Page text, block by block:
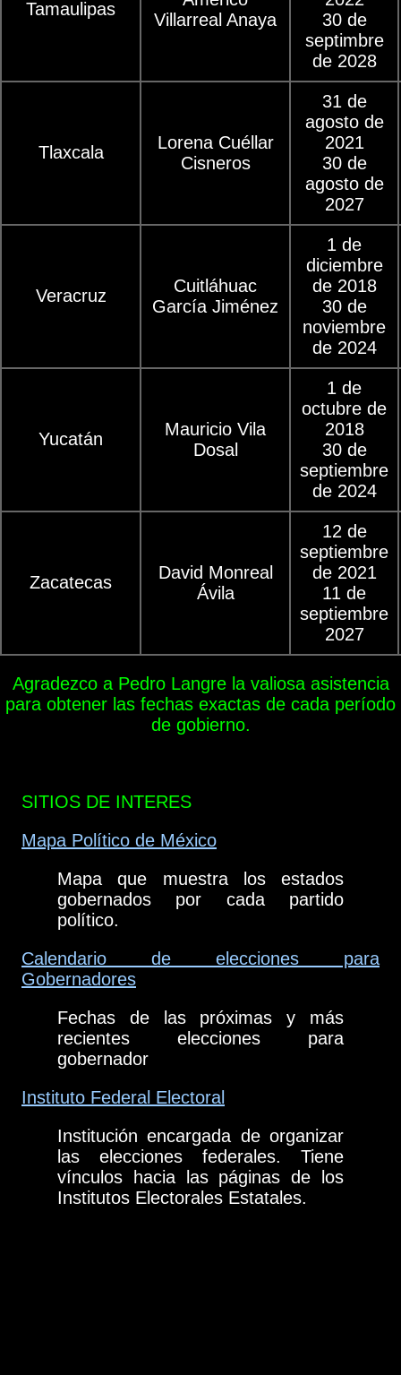
Tamaulipas
Villarreal Anaya
30 de
septimbre
de 2028
Tlaxcala
Lorena Cuéllar
Cisneros
31 de
agosto de
2021
30 de
agosto de
2027
Veracruz
Cuitláhuac
García Jiménez
1 de
diciembre
de 2018
30 de
noviembre
de 2024
Yucatán
Mauricio Vila
Dosal
1 de
octubre de
2018
30 de
septiembre
de 2024
Zacatecas
David Monreal
Ávila
12 de
septiembre
de 2021
11 de
septiembre
2027
Agradezco a Pedro Langre la valiosa asistencia
para obtener las fechas exactas de cada período
de gobierno.
SITIOS DE INTERES
Mapa Político de México
Mapa que muestra los estados
gobernados por cada partido
político.
Calendario de elecciones para
Gobernadores
Fechas de las próximas y más
recientes elecciones para
gobernador
Instituto Federal Electoral
Institución encargada de organizar
las elecciones federales. Tiene
vínculos hacia las páginas de los
Institutos Electorales Estatales.